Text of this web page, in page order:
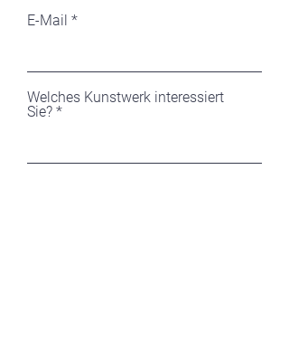
E-Mail
Welches Kunstwerk interessiert
Sie?